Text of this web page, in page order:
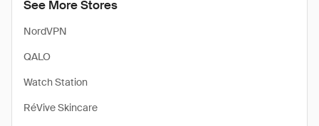
See More Stores
NordVPN
QALO
Watch Station
RéVive Skincare